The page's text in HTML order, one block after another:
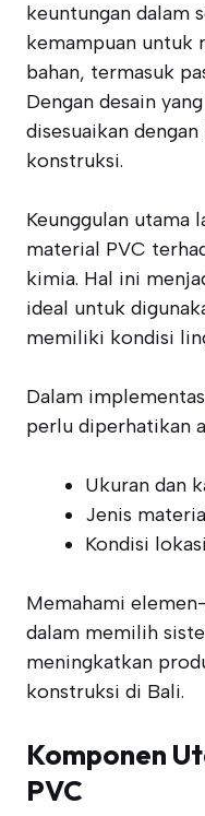
keuntungan dalam
kemampuan untuk
bahan, termasuk
Dengan desain
disesuaikan
konstruksi.
Keunggulan utama
material PVC
kimia. Hal ini
ideal untuk
memiliki kondisi
Dalam
perlu diperhatikan
Ukuran dan
Jenis
Kondisi
Memahami
dalam memilih
meningkatkan
konstruksi di Bali.
Komponen
PVC